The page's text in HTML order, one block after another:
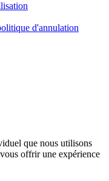
d'annulation
que nous utilisons
offrir une expérience